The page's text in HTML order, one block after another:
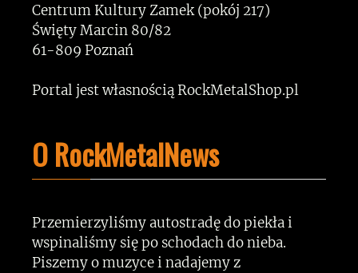
Centrum Kultury Zamek (pokój 217)
Święty Marcin 80/82
61-809 Poznań
Portal jest własnością RockMetalShop.pl
O RockMetalNews
Przemierzyliśmy autostradę do piekła i
wspinaliśmy się po schodach do nieba.
Piszemy o muzyce i nadajemy z